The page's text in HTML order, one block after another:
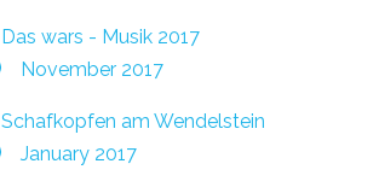
Das wars - Musik 2017
November 2017
Schafkopfen am Wendelstein
January 2017